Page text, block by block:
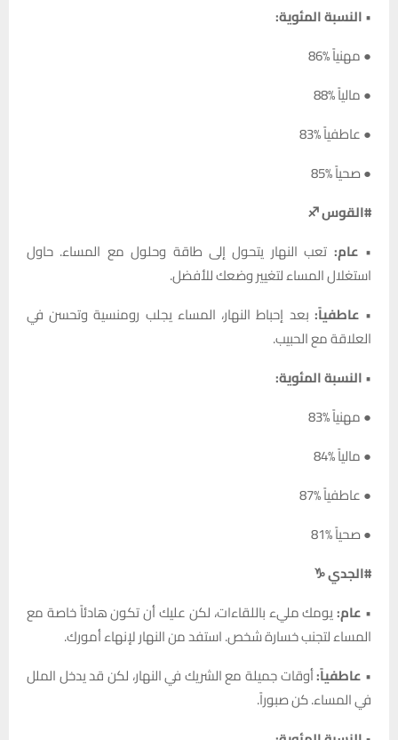
•النسبة المئوية:
● مهنياً %86
● مالياً %88
● عاطفياً %83
● صحياً %85
#القوس ♐
• عام: تعب النهار يتحول إلى طاقة وحلول مع المساء. حاول
استغلال المساء لتغيير وضعك للأفضل.
• عاطفياً: بعد إحباط النهار، المساء يجلب رومنسية وتحسن في
العلاقة مع الحبيب.
•النسبة المئوية:
● مهنياً %83
● مالياً %84
● عاطفياً %87
● صحياً %81
#الجدي ♑
• عام:يومك مليء باللقاءات، لكن عليك أن تكون هادئاً خاصة مع
المساء لتجنب خسارة شخص. استفد من النهار لإنهاء أمورك.
• عاطفياً:أوقات جميلة مع الشريك في النهار، لكن قد يدخل الملل
في المساء. كن صبوراً.